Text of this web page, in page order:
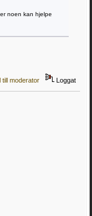
noen kan hjelpe
till moderator Loggat